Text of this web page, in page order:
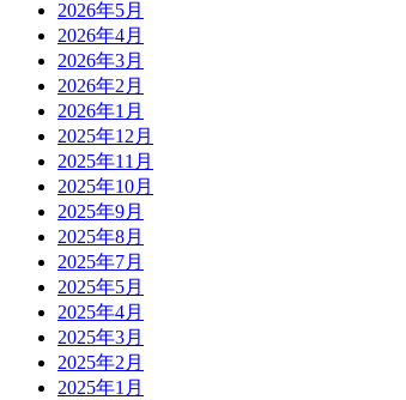
2026年5月
2026年4月
2026年3月
2026年2月
2026年1月
2025年12月
2025年11月
2025年10月
2025年9月
2025年8月
2025年7月
2025年5月
2025年4月
2025年3月
2025年2月
2025年1月